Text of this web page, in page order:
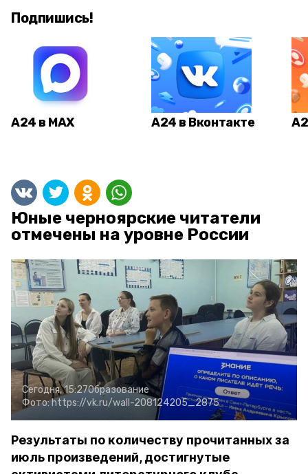
Подпишись!
А24 в MAX А24 в Вконтакте
Юные черноярские читатели
отмечены на уровне России
Сегодня, 15:27Образование
Фото:https://vk.ru/wall-208124205_2875
Результаты по количеству прочитанных за
июль произведений, достигнутые